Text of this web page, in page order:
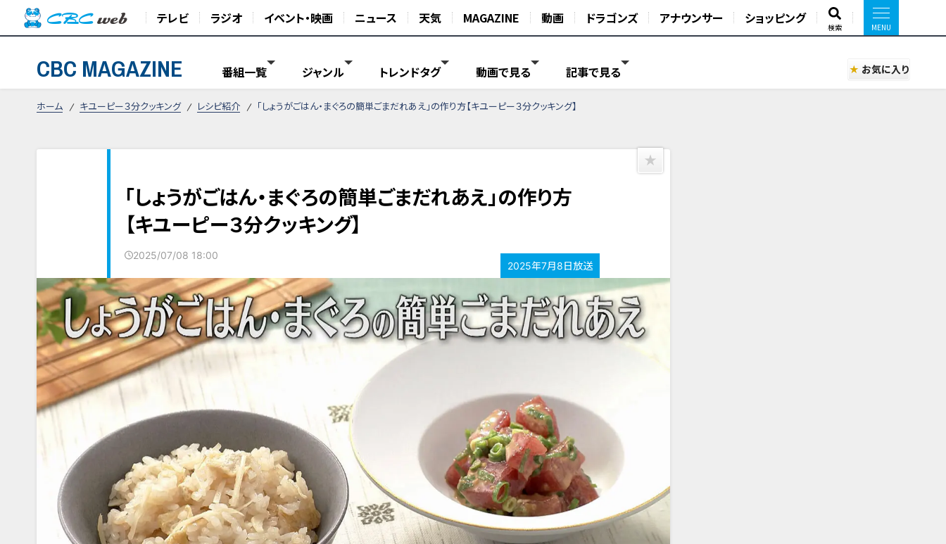
テレビ ラジオ イベント・映画 ニュース 天気 MAGAZINE 動画 ドラゴンズ アナウンサー ショッピング
検索
CBC MAGAZINE 番組一覧 ジャンル トレンドタグ 動画で見る 記事で見る お気に入り
ホーム キユーピー３分クッキング レシピ紹介 「しょうがごはん・まぐろの簡単ごまだれあえ」の作り方【キユーピー３分クッキング】
「しょうがごはん・まぐろの簡単ごまだれあえ」の作り方
【キユーピー３分クッキング】
2025/07/08 18:00
2025年7月8日放送